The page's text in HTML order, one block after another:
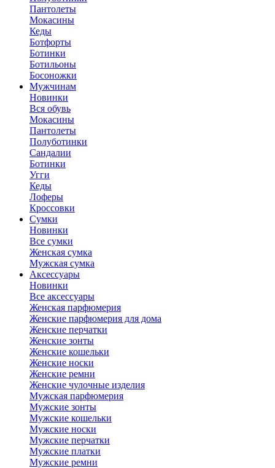
Пантолеты
Мокасины
Кеды
Ботфорты
Ботинки
Ботильоны
Босоножки
Мужчинам
Новинки
Вся обувь
Мокасины
Пантолеты
Полуботинки
Сандалии
Ботинки
Угги
Кеды
Лоферы
Кроссовки
Сумки
Новинки
Все сумки
Женская сумка
Мужская сумка
Аксессуары
Новинки
Все аксессуары
Женская парфюмерия
Женские парфюмерия для дома
Женские перчатки
Женские зонты
Женские кошельки
Женские носки
Женские ремни
Женские чулочные изделия
Мужская парфюмерия
Мужские зонты
Мужские кошельки
Мужские носки
Мужские перчатки
Мужские платки
Мужские ремни